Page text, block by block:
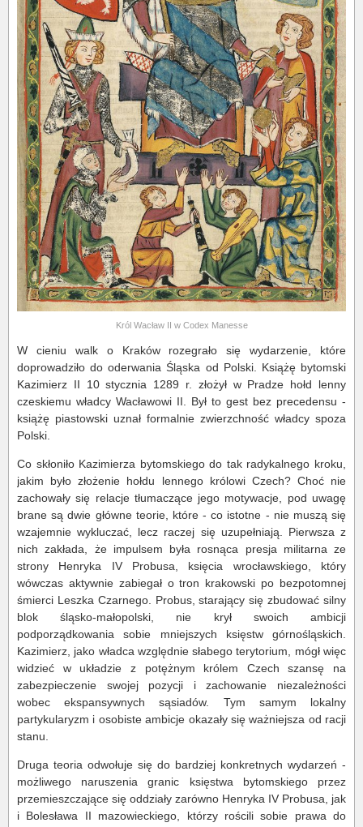
Król Wacław II w Codex Manesse
W cieniu walk o Kraków rozegrało się wydarzenie, które
doprowadziło do oderwania Śląska od Polski. Książę bytomski
Kazimierz II 10 stycznia 1289 r. złożył w Pradze hołd lenny
czeskiemu władcy Wacławowi II. Był to gest bez precedensu -
książę piastowski uznał formalnie zwierzchność władcy spoza
Polski.
Co skłoniło Kazimierza bytomskiego do tak radykalnego kroku,
jakim było złożenie hołdu lennego królowi Czech? Choć nie
zachowały się relacje tłumaczące jego motywacje, pod uwagę
brane są dwie główne teorie, które - co istotne - nie muszą się
wzajemnie wykluczać, lecz raczej się uzupełniają. Pierwsza z
nich zakłada, że impulsem była rosnąca presja militarna ze
strony Henryka IV Probusa, księcia wrocławskiego, który
wówczas aktywnie zabiegał o tron krakowski po bezpotomnej
śmierci Leszka Czarnego. Probus, starający się zbudować silny
blok śląsko-małopolski, nie krył swoich ambicji
podporządkowania sobie mniejszych księstw górnośląskich.
Kazimierz, jako władca względnie słabego terytorium, mógł więc
widzieć w układzie z potężnym królem Czech szansę na
zabezpieczenie swojej pozycji i zachowanie niezależności
wobec ekspansywnych sąsiadów. Tym samym lokalny
partykularyzm i osobiste ambicje okazały się ważniejsza od racji
stanu.
Druga teoria odwołuje się do bardziej konkretnych wydarzeń -
możliwego naruszenia granic księstwa bytomskiego przez
przemieszczające się oddziały zarówno Henryka IV Probusa, jak
i Bolesława II mazowieckiego, którzy rościli sobie prawa do